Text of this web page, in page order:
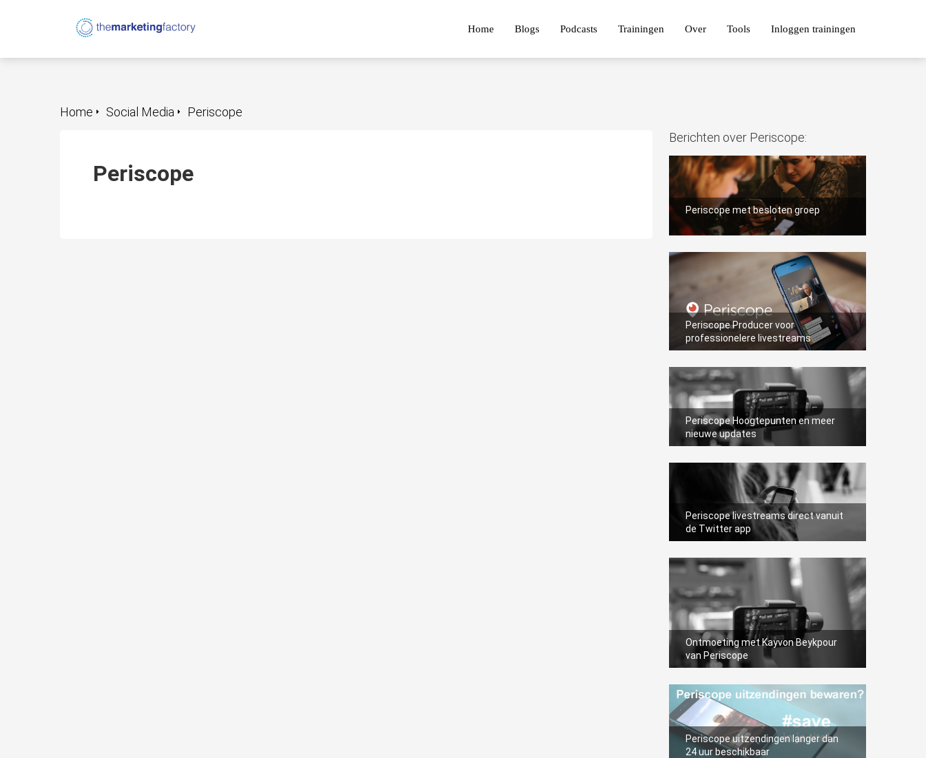
Home Blogs Podcasts Trainingen Over Tools Inloggen trainingen
Periscope
Social Media
Home
Periscope
Berichten over Periscope:
Periscope met besloten groep
Periscope Producer voor
professionelere livestreams
Periscope Hoogtepunten en meer
nieuwe updates
Periscope livestreams direct vanuit
de Twitter app
Ontmoeting met Kayvon Beykpour
van Periscope
Periscope uitzendingen langer dan
24 uur beschikbaar